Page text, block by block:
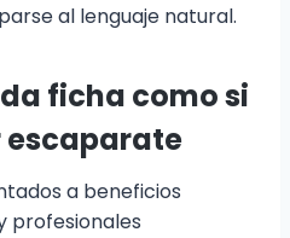
al lenguaje natural.
ficha como si
escaparate
a beneficios
profesionales